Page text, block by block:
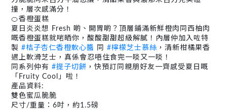
撞，層次感滿分！
🍊香橙蛋糕
夏日炎炎想 Fresh 啲、開胃啲？頂層鋪滿新鮮橙肉同西柚肉
嘅香橙蛋糕就啱晒你，酸酸甜甜超級解膩！內層仲加入咗特
製#桔子杏仁香橙軟心醬 同#檸檬芝士慕絲 ，清新柑橘果香
遇上軟滑芝士，真係會忍唔住食完一啖又一啖！
同系列仲有#提子切餅 ，快預訂同親朋好友一齊感受夏日嘅
「Fruity Cool」啦！
產品資料:
雙色蜜瓜脆脆
尺寸/重量：6吋，約1.5磅